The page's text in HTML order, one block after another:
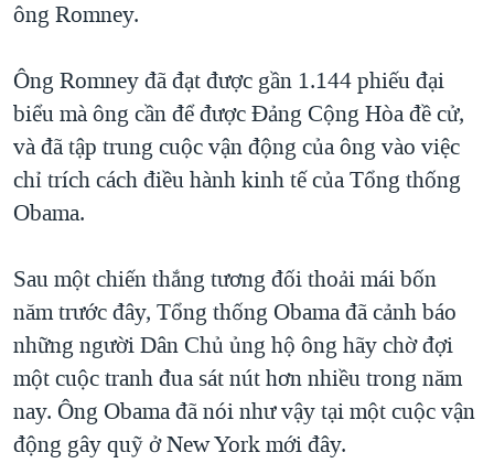
ông Romney.
Ông Romney đã đạt được gần 1.144 phiếu đại
biểu mà ông cần để được Đảng Cộng Hòa đề cử,
và đã tập trung cuộc vận động của ông vào việc
chỉ trích cách điều hành kinh tế của Tổng thống
Obama.
Sau một chiến thắng tương đối thoải mái bốn
năm trước đây, Tổng thống Obama đã cảnh báo
những người Dân Chủ ủng hộ ông hãy chờ đợi
một cuộc tranh đua sát nút hơn nhiều trong năm
nay. Ông Obama đã nói như vậy tại một cuộc vận
động gây quỹ ở New York mới đây.